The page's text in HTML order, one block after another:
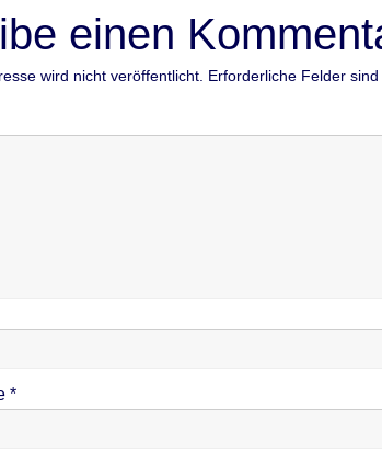
einen
wird nicht veröffentlicht. Erforderliche Felder sind
*